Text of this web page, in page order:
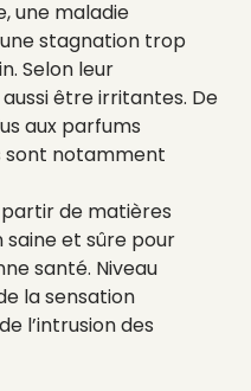
une maladie
stagnation trop
Selon leur
être irritantes. De
aux parfums
sont notamment
de matières
et sûre pour
santé. Niveau
la sensation
l’intrusion des